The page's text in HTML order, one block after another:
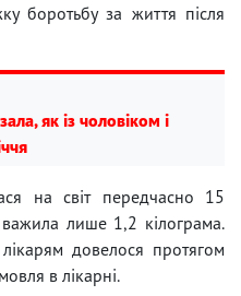
боротьбу за життя після
як із чоловіком і
на світ передчасно 15
лише 1,2 кілограма.
довелося протягом
в лікарні.